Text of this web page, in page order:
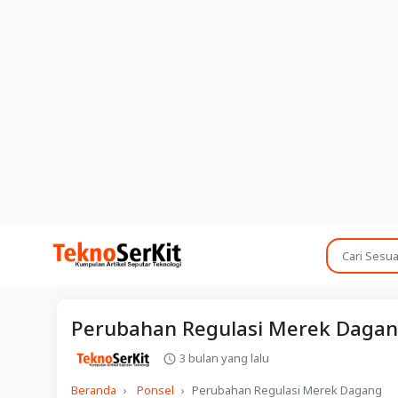
Perubahan Regulasi Merek
3 bulan yang lalu
Beranda Ponsel Perubahan Regulasi Merek Dagang